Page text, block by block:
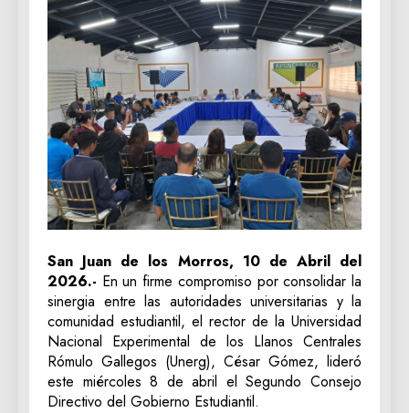
San Juan de los Morros, 10 de Abril del
2026.- En un firme compromiso por consolidar la
sinergia entre las autoridades universitarias y la
comunidad estudiantil, el rector de la Universidad
Nacional Experimental de los Llanos Centrales
Rómulo Gallegos (Unerg), César Gómez, lideró
este miércoles 8 de abril el Segundo Consejo
Directivo del Gobierno Estudiantil.